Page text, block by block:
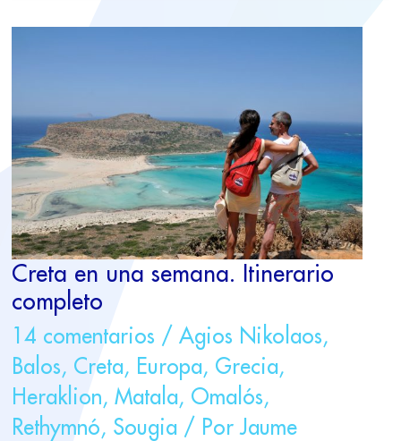
Creta en una semana. Itinerario
completo
14 comentarios / Agios Nikolaos,
Balos, Creta, Europa, Grecia,
Heraklion, Matala, Omalós,
Rethymnó, Sougia/ Por Jaume
ITINERARIO
COMPLETO